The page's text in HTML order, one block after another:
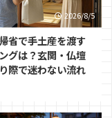
2026/8/5
省で手土産を渡す
グは？玄関・仏壇
際で迷わない流れ